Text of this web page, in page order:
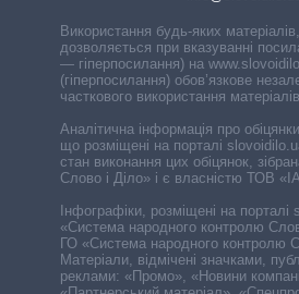
Використання будь-яких
дозволяється при вказуванні
— гіперпосилання) на
(гіперпосилання) обов’язкове
часткового використання
Аналітична інформація про обіцянки
що розміщені на порталі
стан виконання цих обіцянок,
Слово і Діло» і є власністю ТОВ
Інфографіки, розміщені на порталі
«Система народного контролю
ГО «Система народного контролю
Матеріали, відмічені значками,
реклами: «Промо», «Новини